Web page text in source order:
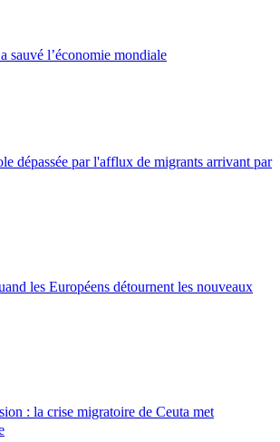
sauvé l’économie mondiale
dépassée par l'afflux de migrants arrivant par
les Européens détournent les nouveaux
: la crise migratoire de Ceuta met